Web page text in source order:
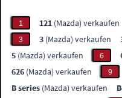
1 121 (Mazda) verkaufen
3
3 (Mazda) verkaufen
5 (Mazda) verkaufen 6
626 (Mazda) verkaufen 9
B series (Mazda) verkaufen